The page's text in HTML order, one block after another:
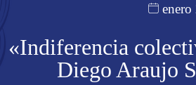
«Indiferencia
Diego Araujo